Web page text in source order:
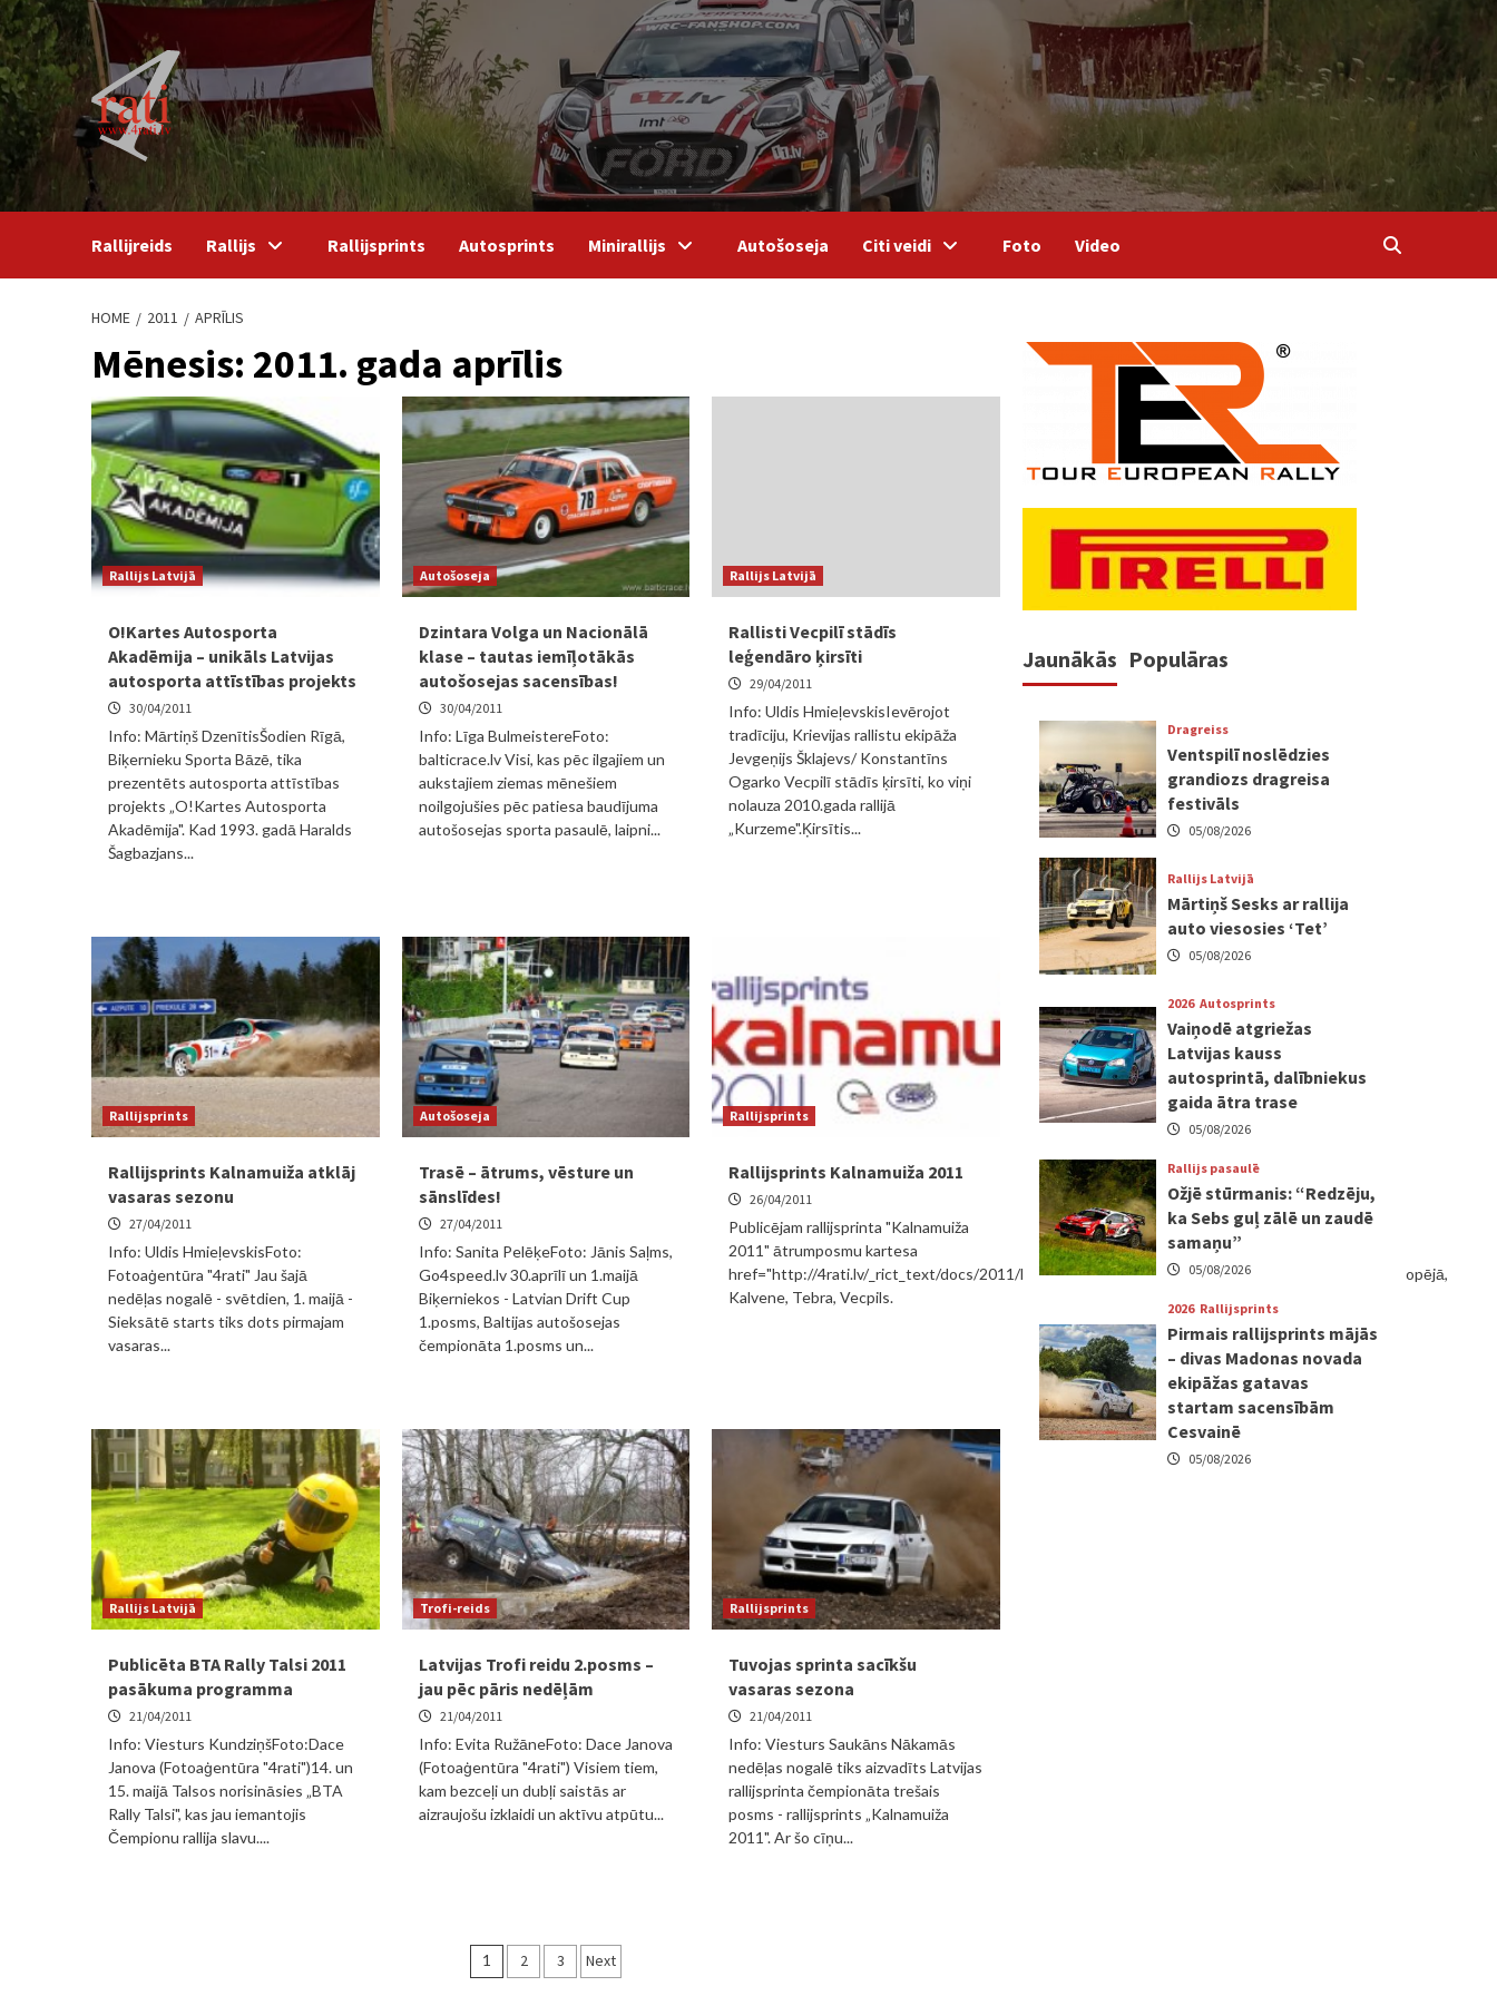
Skip
to
content
Rallijreids Rallijs Rallijsprints Autosprints Minirallijs Autošoseja Citi veidi Foto Video
HOME 2011 APRĪLIS
Mēnesis: 2011. gada aprīlis
Rallijs Latvijā
O!Kartes Autosporta
Akadēmija – unikāls Latvijas
autosporta attīstības projekts
30/04/2011
Info: Mārtiņš DzenītisŠodien Rīgā,
Biķernieku Sporta Bāzē, tika
prezentēts autosporta attīstības
projekts „O!Kartes Autosporta
Akadēmija". Kad 1993. gadā Haralds
Šagbazjans...
Autošoseja
Dzintara Volga un Nacionālā
klase – tautas iemīļotākās
autošosejas sacensības!
30/04/2011
Info: Līga BulmeistereFoto:
balticrace.lv Visi, kas pēc ilgajiem un
aukstajiem ziemas mēnešiem
noilgojušies pēc patiesa baudījuma
autošosejas sporta pasaulē, laipni...
Rallijs Latvijā
Rallisti Vecpilī stādīs
leģendāro ķirsīti
29/04/2011
Info: Uldis HmieļevskisIevērojot
tradīciju, Krievijas rallistu ekipāža
Jevgeņijs Šklajevs/ Konstantīns
Ogarko Vecpilī stādīs ķirsīti, ko viņi
nolauza 2010.gada rallijā
„Kurzeme".Ķirsītis...
Rallijsprints
Rallijsprints Kalnamuiža atklāj
vasaras sezonu
27/04/2011
Info: Uldis HmieļevskisFoto:
Fotoaģentūra "4rati" Jau šajā
nedēļas nogalē - svētdien, 1. maijā -
Sieksātē starts tiks dots pirmajam
vasaras...
Autošoseja
Trasē – ātrums, vēsture un
sānslīdes!
27/04/2011
Info: Sanita PelēķeFoto: Jānis Saļms,
Go4speed.lv 30.aprīlī un 1.maijā
Biķerniekos - Latvian Drift Cup
1.posms, Baltijas autošosejas
čempionāta 1.posms un...
Rallijsprints
Rallijsprints Kalnamuiža 2011
26/04/2011
Publicējam rallijsprinta "Kalnamuiža
2011" ātrumposmu kartesa
href="http://4rati.lv/_rict_text/docs/2011/kalnamuiza/kalnamuiza_2011_legenda_karte_pdf.pdf">Kopējā,
Kalvene, Tebra, Vecpils.
Rallijs Latvijā
Publicēta BTA Rally Talsi 2011
pasākuma programma
21/04/2011
Info: Viesturs KundziņšFoto:Dace
Janova (Fotoaģentūra "4rati")14. un
15. maijā Talsos norisināsies „BTA
Rally Talsi", kas jau iemantojis
Čempionu rallija slavu....
Trofi-reids
Latvijas Trofi reidu 2.posms –
jau pēc pāris nedēļām
21/04/2011
Info: Evita RužāneFoto: Dace Janova
(Fotoaģentūra "4rati") Visiem tiem,
kam bezceļi un dubļi saistās ar
aizraujošu izklaidi un aktīvu atpūtu...
Rallijsprints
Tuvojas sprinta sacīkšu
vasaras sezona
21/04/2011
Info: Viesturs Saukāns Nākamās
nedēļas nogalē tiks aizvadīts Latvijas
rallijsprinta čempionāta trešais
posms - rallijsprints „Kalnamuiža
2011". Ar šo cīņu...
Ziņu
1 2 3 Next
Jaunākās Populāras
Dragreiss
Ventspilī noslēdzies
grandiozs dragreisa
festivāls
05/08/2026
Rallijs Latvijā
Mārtiņš Sesks ar rallija
auto viesosies ‘Tet’
05/08/2026
2026 Autosprints
Vaiņodē atgriežas
Latvijas kauss
autosprintā, dalībniekus
gaida ātra trase
05/08/2026
Rallijs pasaulē
Ožjē stūrmanis: “Redzēju,
ka Sebs guļ zālē un zaudē
samaņu”
05/08/2026
2026 Rallijsprints
Pirmais rallijsprints mājās
– divas Madonas novada
ekipāžas gatavas
startam sacensībām
Cesvainē
05/08/2026